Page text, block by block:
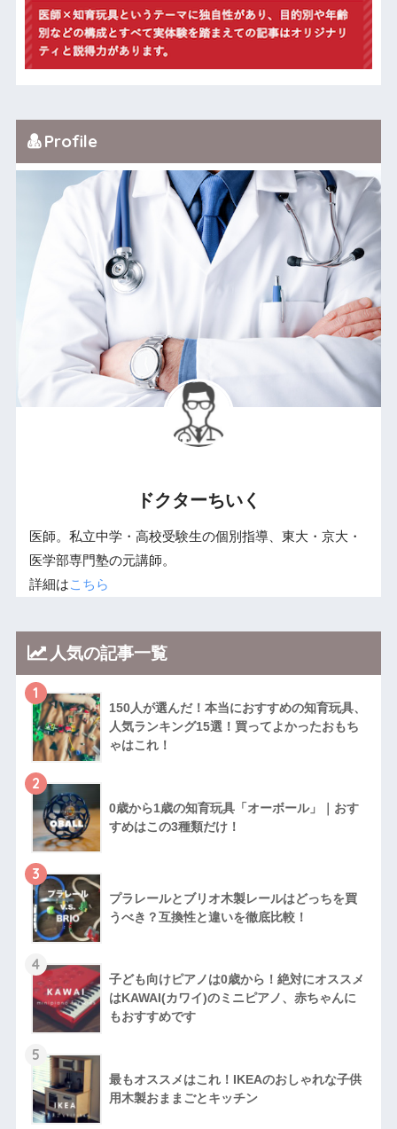
Profile
ドクターちいく
医師。私立中学・高校受験生の個別指導、東大・京大・
医学部専門塾の元講師。
詳細はこちら
人気の記事一覧
1
150人が選んだ！本当におすすめの知育玩具、
人気ランキング15選！買ってよかったおもち
ゃはこれ！
2
0歳から1歳の知育玩具「オーボール」｜おす
すめはこの3種類だけ！
3
プラレールとブリオ木製レールはどっちを買
うべき？互換性と違いを徹底比較！
4
子ども向けピアノは0歳から！絶対にオススメ
はKAWAI(カワイ)のミニピアノ、赤ちゃんに
もおすすめです
5
最もオススメはこれ！IKEAのおしゃれな子供
用木製おままごとキッチン